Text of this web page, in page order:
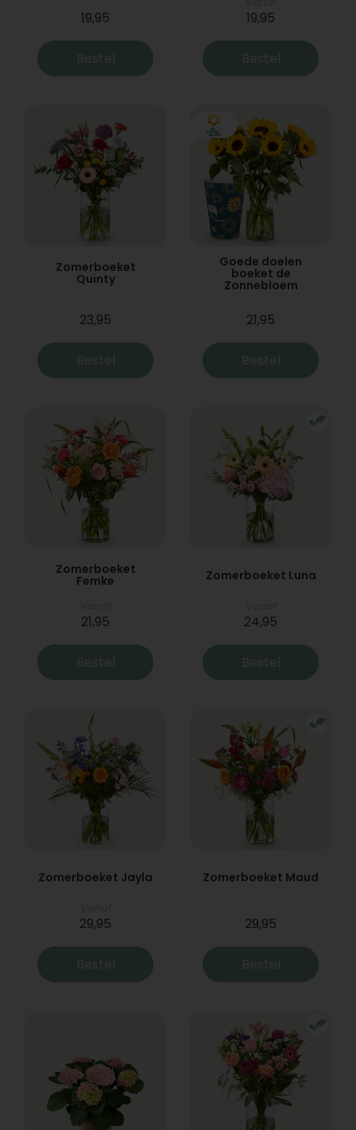
19,95
Bestel
19,95
Bestel
Zomerboeket
Quinty
23,95
Bestel
Goede doelen
boeket de
Zonnebloem
21,95
Bestel
Zomerboeket
Femke
21,95
Bestel
Zomerboeket Luna
24,95
Bestel
Zomerboeket Jayla
29,95
Bestel
Zomerboeket Maud
29,95
Bestel